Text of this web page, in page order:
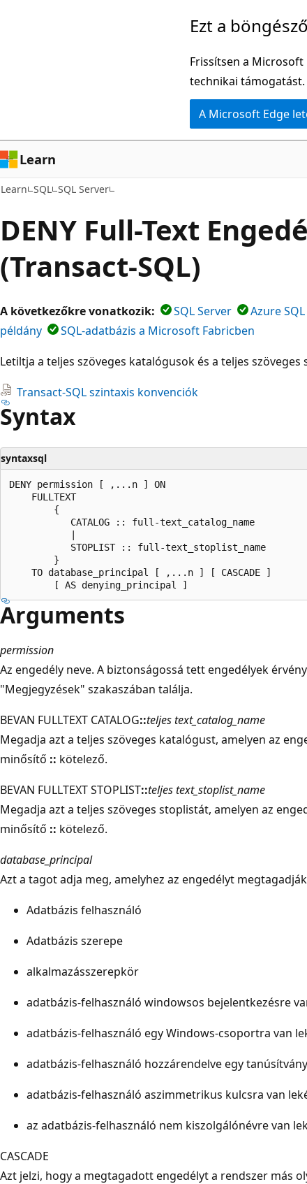
Ezt a
Frissítsen a
technikai támogatást.
A Microsoft Edge
Learn
Learn SQL SQL Server
DENY Full-Text
(Transact-SQL)
A következőkre vonatkozik: SQL Server Azure
példány
SQL-adatbázis a Microsoft Fabricben
Letiltja a teljes szöveges katalógusok és a teljes
Transact-SQL szintaxis konvenciók
Syntax
syntaxsql
DENY permission [ ,...n ] ON
    FULLTEXT
        {
           CATALOG :: full-text_catalog_name
           |
           STOPLIST :: full-text_stoplist_name
        }
    TO database_principal [ ,...n ] [ CASCADE ]
Arguments
permission
Az engedély neve. A biztonságossá tett engedélyek
"Megjegyzések" szakaszában találja.
BEVAN FULLTEXT CATALOG::teljes text_catalog_name
Megadja azt a teljes szöveges katalógust, amelyen az
minősítő :: kötelező.
BEVAN FULLTEXT STOPLIST::teljes text_stoplist_name
Megadja azt a teljes szöveges stoplistát, amelyen az
minősítő :: kötelező.
database_principal
Azt a tagot adja meg, amelyhez az engedélyt
Adatbázis felhasználó
Adatbázis szerepe
alkalmazásszerepkör
adatbázis-felhasználó windowsos bejelentkezésre
adatbázis-felhasználó egy Windows-csoportra van
adatbázis-felhasználó hozzárendelve egy
adatbázis-felhasználó aszimmetrikus kulcsra van
az adatbázis-felhasználó nem kiszolgálónévre van
CASCADE
Azt jelzi, hogy a megtagadott engedélyt a rendszer más